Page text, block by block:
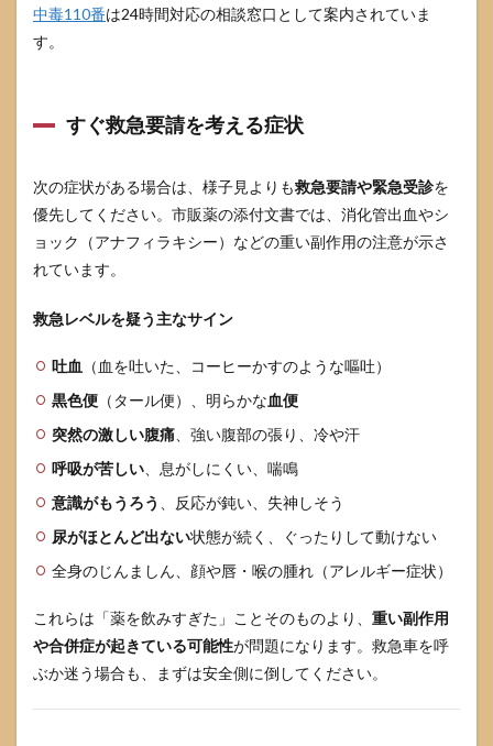
との併
薬や
の成
分重
複
4.3
用薬
る場
頭痛
で回
数が
増え
が知
って
おき
薬物
乱用
頭痛
中毒110番は24時間対応の相談窓口として案内されていま
す。
すぐ救急要請を考える症状
次の症状がある場合は、様子見よりも救急要請や緊急受診を
優先してください。市販薬の添付文書では、消化管出血やシ
ョック（アナフィラキシー）などの重い副作用の注意が示さ
れています。
救急レベルを疑う主なサイン
吐血
（血を吐いた、コーヒーかすのような嘔吐）
黒色便 （タール便）、明らかな血便
突然の激しい腹痛 、強い腹部の張り、冷や汗
呼吸が苦しい 、息がしにくい、喘鳴
意識がもうろう
、反応が鈍い、失神しそう
尿がほとんど出ない状態が続く、ぐったりして動けない
全身のじんましん、顔や唇・喉の腫れ（アレルギー症状）
これらは「薬を飲みすぎた」ことそのものより、 重い副作用
や合併症が起きている可能性が問題になります。救急車を呼
ぶか迷う場合も、まずは安全側に倒してください。